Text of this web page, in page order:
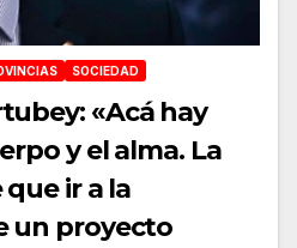
SOCIEDAD
«Acá hay
y el alma. La
ir a la
un proyecto